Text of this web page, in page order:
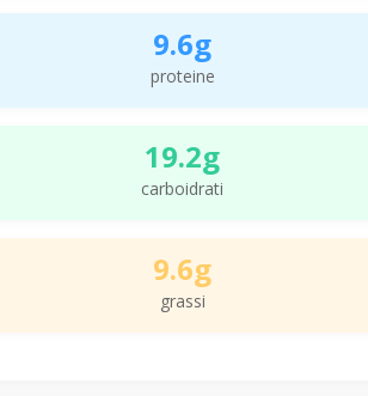
9.6g
proteine
19.2g
carboidrati
9.6g
grassi